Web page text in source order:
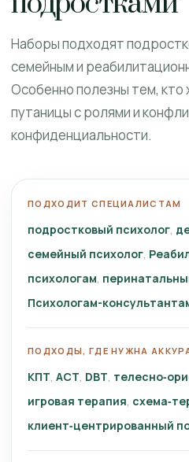
Наборы подходят
семейным и
Особенно полезны тем, кто
путаницы с ролями и
конфиденциальности.
ПОДХОДИТ СПЕЦИАЛИСТАМ
подростковый психолог
семейный психолог
психологам
Психологам-
ПОДХОДЫ, ГДЕ НУЖНА
КПТ ACT DBT
игровая терапия
клиент‑центрированный